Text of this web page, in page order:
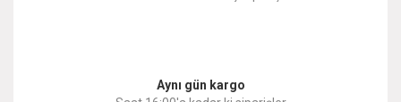
Aynı gün kargo